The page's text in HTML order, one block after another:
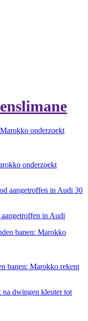
onderzoekt
30
in Audi
banen: Marokko rekent